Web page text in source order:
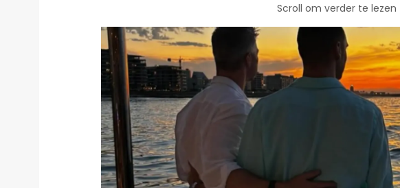
Scroll om verder te lezen